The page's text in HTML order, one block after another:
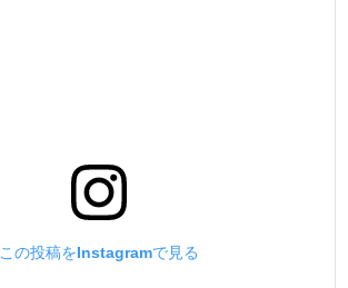
この投稿をInstagramで見る